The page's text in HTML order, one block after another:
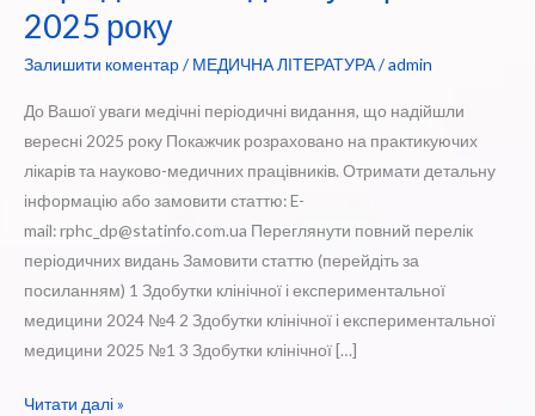
2025 року
Залишити коментар/ МЕДИЧНА ЛІТЕРАТУРА/admin
До Вашої уваги медічні періодичні видання, що надійшли
вересні 2025 року Покажчик розраховано на практикуючих
лікарів та науково-медичних працівників. Отримати детальну
інформацію або замовити статтю: E-
mail: rphc_dp@statinfo.com.ua Переглянути повний перелік
періодичних видань Замовити статтю (перейдіть за
посиланням) 1 Здобутки клінічної і експериментальної
медицини 2024 №4 2 Здобутки клінічної і експериментальної
медицини 2025 №1 3 Здобутки клінічної […]
Нові
Читати далі »